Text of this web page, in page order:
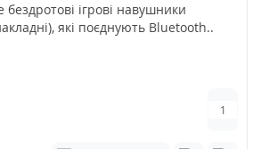
ігрові навушники
які поєднують Bluetooth..